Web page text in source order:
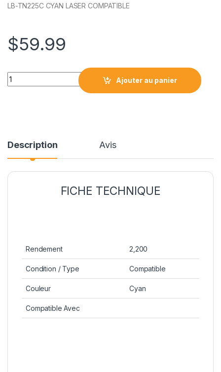
LB-TN225C CYAN LASER COMPATIBLE
$59.99
LB-TN225C CYAN LASER COMPATIBLE quantity
Ajouter au panier
Description Avis
FICHE TECHNIQUE
Rendement 2,200
Condition / Type Compatible
Couleur Cyan
Compatible Avec